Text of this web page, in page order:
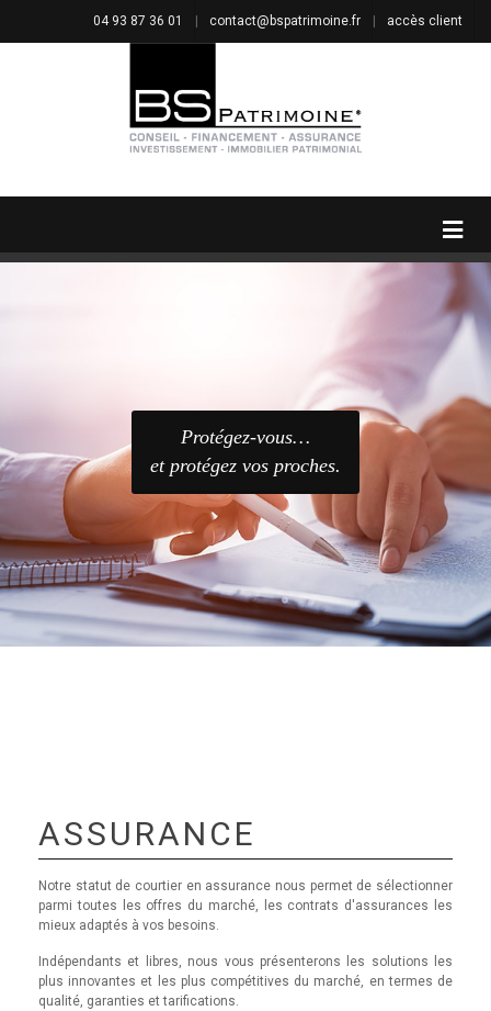
04 93 87 36 01 contact@bspatrimoine.fr accès client
Protégez-vous…
et protégez vos proches.
ASSURANCE
Notre statut de courtier en assurance nous permet de sélectionner
parmi toutes les offres du marché, les contrats d'assurances les
mieux adaptés à vos besoins.
Indépendants et libres, nous vous présenterons les solutions les
plus innovantes et les plus compétitives du marché, en termes de
qualité, garanties et tarifications.